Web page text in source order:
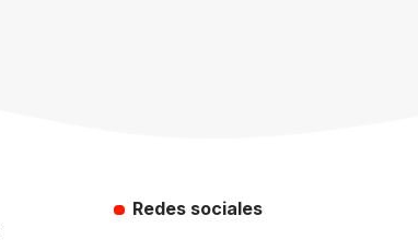
Redes sociales